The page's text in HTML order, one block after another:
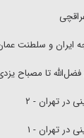
ایران و سلطنت
تا مصباح
در تهران - ۲
در تهران - ۱